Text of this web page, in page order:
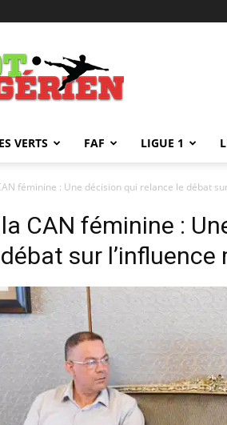
FOOTALGERIEN
VERTS FAF LIGUE 1
féminine : Une décision qui relance le débat
CAN féminine :
sur l’influence